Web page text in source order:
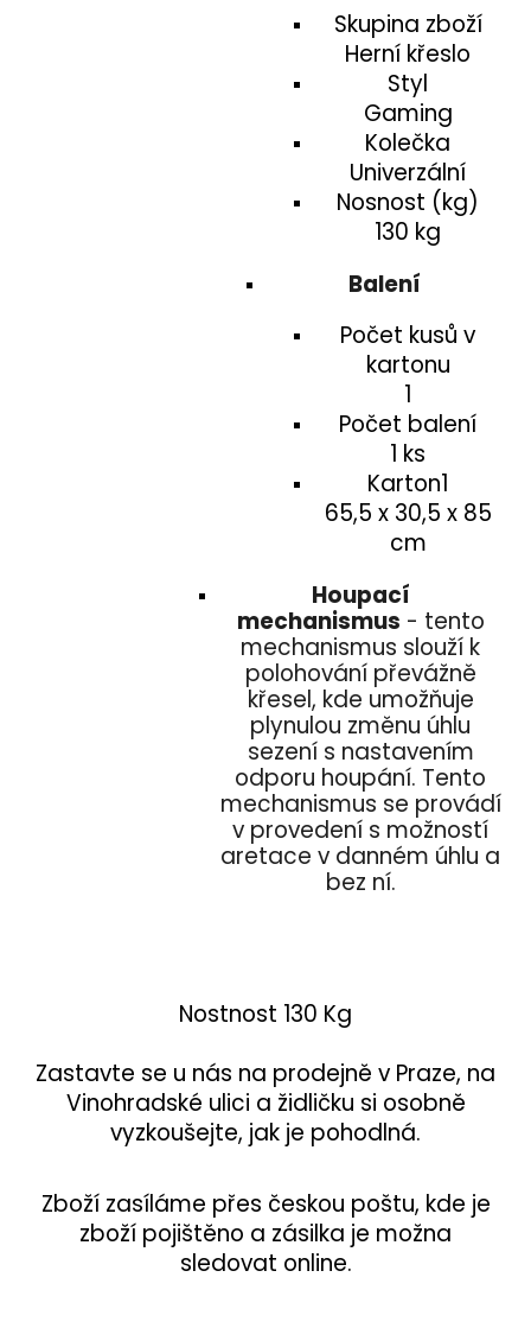
Skupina zboží
Herní křeslo
Styl
Gaming
Kolečka
Univerzální
Nosnost (kg)
130 kg
Balení
Počet kusů v
kartonu
1
Počet balení
1 ks
Karton1
65,5 x 30,5 x 85
cm
Houpací
mechanismus - tento
mechanismus slouží k
polohování převážně
křesel, kde umožňuje
plynulou změnu úhlu
sezení s nastavením
odporu houpání. Tento
mechanismus se provádí
v provedení s možností
aretace v danném úhlu a
bez ní.
Nostnost 130 Kg
Zastavte se u nás na prodejně v Praze, na
Vinohradské ulici a židličku si osobně
vyzkoušejte, jak je pohodlná.
Zboží zasíláme přes českou poštu, kde je
zboží pojištěno a zásilka je možna
sledovat online.